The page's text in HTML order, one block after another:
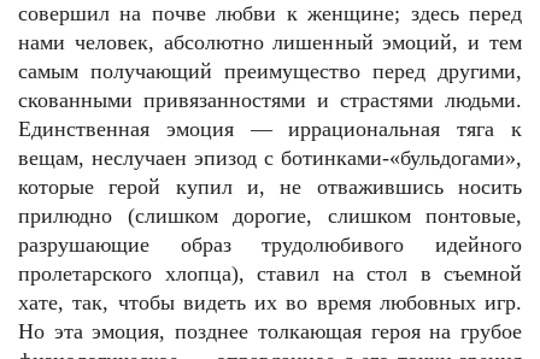
совершил на почве любви к женщине; здесь перед
нами человек, абсолютно лишенный эмоций, и тем
самым получающий преимущество перед другими,
скованными привязанностями и страстями людьми.
Единственная эмоция — иррациональная тяга к
вещам, неслучаен эпизод с ботинками-«бульдогами»,
которые герой купил и, не отважившись носить
прилюдно (слишком дорогие, слишком понтовые,
разрушающие образ трудолюбивого идейного
пролетарского хлопца), ставил на стол в съемной
хате, так, чтобы видеть их во время любовных игр.
Но эта эмоция, позднее толкающая героя на грубое